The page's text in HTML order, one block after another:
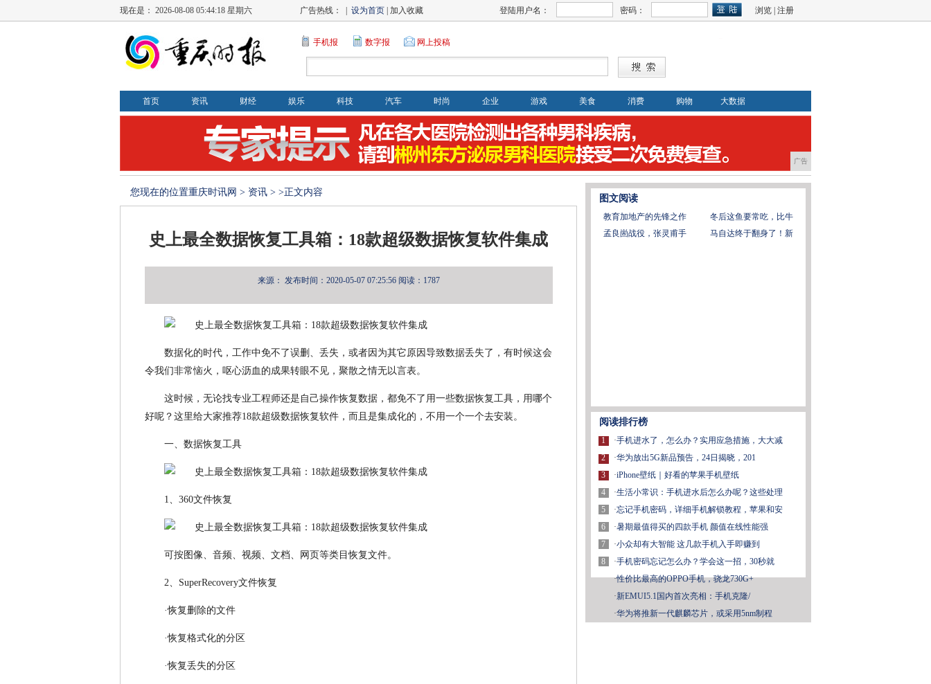
现在是： 2026-08-08 05:44:19 星期六 广告热线： | 设为首页 | 加入收藏 登陆用户名： 密码： 浏览 注册
手机报 数字报 网上投稿
首页 资讯 财经 娱乐 科技 汽车 时尚 企业 游戏 美食 消费 购物 大数据
广告
您现在的位置重庆时讯网 > 资讯 > >正文内容
史上最全数据恢复工具箱：18款超级数据恢复软件集成
来源： 发布时间：2020-05-07 07:25:56 阅读：1787
数据化的时代，工作中免不了误删、丢失，或者因为其它原因导致数据丢失了，有时候这会
令我们非常恼火，呕心沥血的成果转眼不见，聚散之情无以言表。
这时候，无论找专业工程师还是自己操作恢复数据，都免不了用一些数据恢复工具，用哪个
好呢？这里给大家推荐18款超级数据恢复软件，而且是集成化的，不用一个一个去安装。
一、数据恢复工具
1、360文件恢复
可按图像、音频、视频、文档、网页等类目恢复文件。
2、SuperRecovery文件恢复
·恢复删除的文件
·恢复格式化的分区
·恢复丢失的分区
图文阅读
教育加地产的先锋之作
冬后这鱼要常吃，比牛
孟良崮战役，张灵甫手
马自达终于翻身了！新
阅读排行榜
1
2
3
4
5
6
7
8
·手机进水了，怎么办？实用应急措施，大大减
·华为放出5G新品预告，24日揭晓，201
·iPhone壁纸｜好看的苹果手机壁纸
·生活小常识：手机进水后怎么办呢？这些处理
·忘记手机密码，详细手机解锁教程，苹果和安
·暑期最值得买的四款手机 颜值在线性能强
·小众却有大智能 这几款手机入手即赚到
·手机密码忘记怎么办？学会这一招，30秒就
·性价比最高的OPPO手机，骁龙730G+
·新EMUI5.1国内首次亮相：手机克隆/
·华为将推新一代麒麟芯片，或采用5nm制程